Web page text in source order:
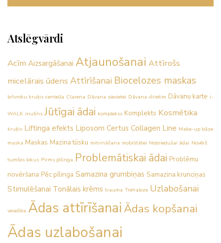
Atslēgvārdi
Acīm Aizsargāšanai Atjaunošanai Attīrošs
micelārais ūdens Attīrīšanai Biocelozes maskas
brīvroku kruķis centella Clarena Dāvana sievietei Dāvana vīrietim Dāvanu karte i-
WALK inulīns Jūtīgai ādai komplekss Komplekts Kosmētika
kruķis Liftinga efekts Liposom Certus Collagen Line Make-up bāze
maska Maskas Mazina tūsku mitrināšana mobilitātei Nobriedušai ādai Novērš
tumšos lokus Pirms pīlinga Problemātiskai ādai Problēmu
novēršana Pēc pīlinga Samazina grumbiņas Samazina krunciņas
Stimulēšanai Tonālais krēms trauma Trehaloze Uzlabošanai
veselība Ādas attīrīšanaiĀdas kopšanai
Ādas uzlabošanai